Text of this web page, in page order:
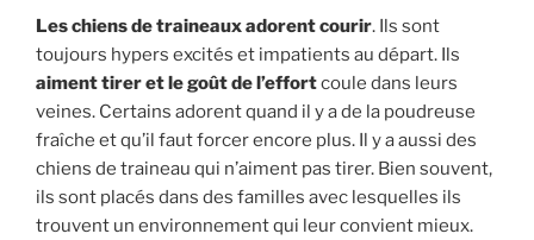
Les chiens de traineaux adorent courir. Ils sont
toujours hypers excités et impatients au départ. Ils
aiment tirer et le goût de l’effortcoule dans leurs
veines. Certains adorent quand il y a de la poudreuse
fraîche et qu’il faut forcer encore plus. Il y a aussi des
chiens de traineau qui n’aiment pas tirer. Bien souvent,
ils sont placés dans des familles avec lesquelles ils
trouvent un environnement qui leur convient mieux.